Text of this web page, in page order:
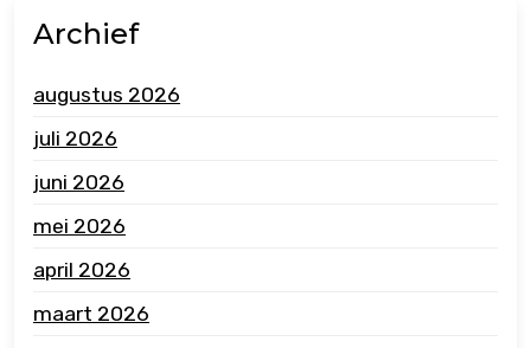
Archief
augustus 2026
juli 2026
juni 2026
mei 2026
april 2026
maart 2026